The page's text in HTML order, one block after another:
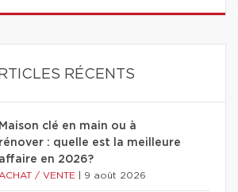
RÉCENTS
Maison clé en main ou à
rénover : quelle est la meilleure
affaire en 2026?
ACHAT / VENTE 9 août 2026